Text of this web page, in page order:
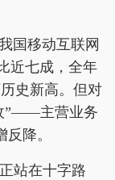
国移动互联网
近七成，全年
史新高。但对
”——主营业务
降。
站在十字路